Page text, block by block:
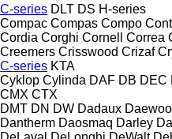
C-series DLT DS H-series
Compac Compas Compo
Cordia Corghi Cornell Correa
Creemers Crisswood Crizaf
C-series KTA
Cyklop Cylinda DAF DB DEC
CMX CTX
DMT DN DW Dadaux Daewoo
Dantherm Daosmaq Darley